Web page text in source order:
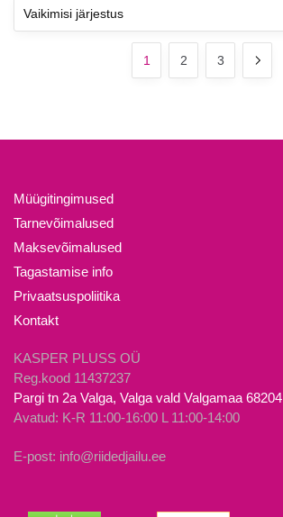
teha
teha
tootelehel.
1 2 3
Müügitingimused
Tarnevõimalused
Maksevõimalused
Tagastamise info
Privaatsuspoliitika
Kontakt
KASPER PLUSS OÜ
Reg.kood 11437237
Pargi tn 2a Valga, Valga vald Valgamaa 68204
Avatud: K-R 11:00-16:00 L 11:00-14:00
E-post: info@riidedjailu.ee